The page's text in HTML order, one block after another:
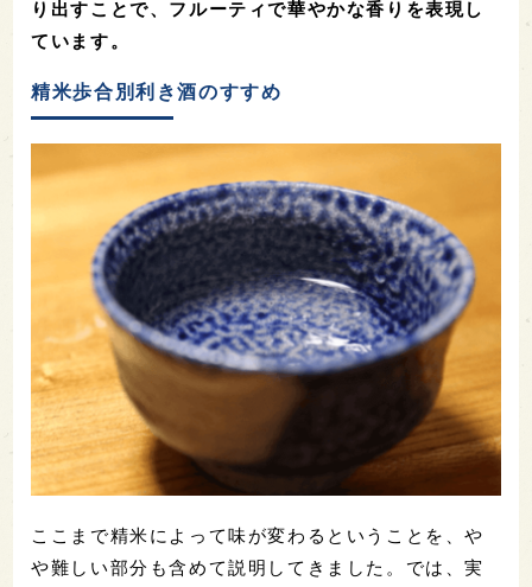
り出すことで、フルーティで華やかな香りを表現し
ています。
精米歩合別利き酒のすすめ
ここまで精米によって味が変わるということを、や
や難しい部分も含めて説明してきました。では、実